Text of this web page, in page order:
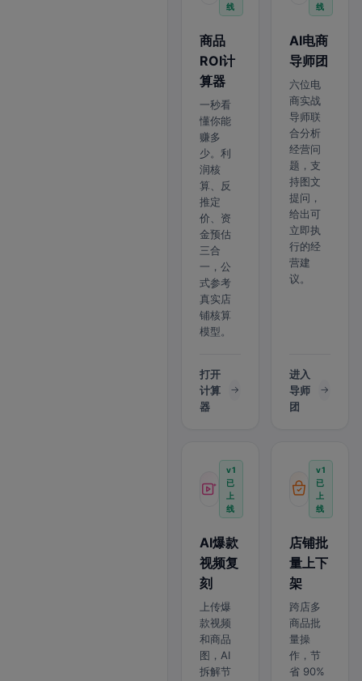
线
商品
ROI计
算器
一秒看
懂你能
赚多
少。利
润核
算、反
推定
价、资
金预估
三合
一，公
式参考
真实店
铺核算
模型。
打开
计算
器
线
AI电商
导师团
六位电
商实战
导师联
合分析
经营问
题，支
持图文
提问，
给出可
立即执
行的经
营建
议。
进入
导师
团
v1
已
上
线
AI爆款
视频复
刻
上传爆
款视频
和商品
图，AI
拆解节
v1
已
上
线
店铺批
量上下
架
跨店多
商品批
量操
作，节
省 90%